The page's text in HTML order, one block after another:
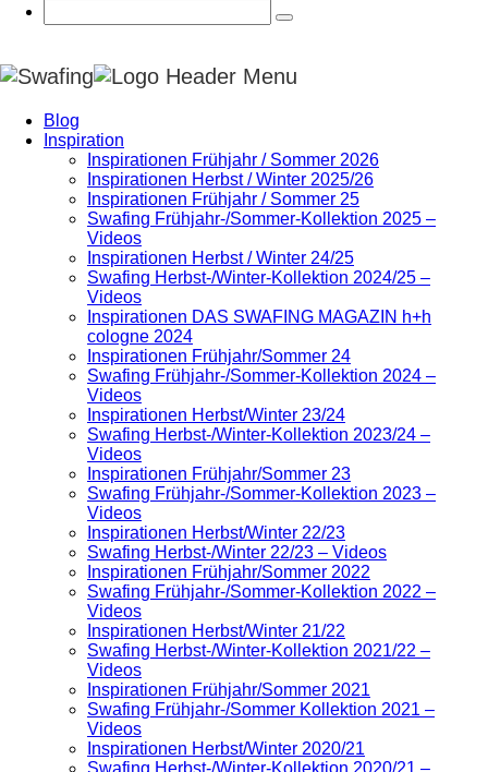
Blog
Inspiration
Inspirationen Frühjahr / Sommer 2026
Inspirationen Herbst / Winter 2025/26
Inspirationen Frühjahr / Sommer 25
Swafing Frühjahr-/Sommer-Kollektion 2025 –
Videos
Inspirationen Herbst / Winter 24/25
Swafing Herbst-/Winter-Kollektion 2024/25 –
Videos
Inspirationen DAS SWAFING MAGAZIN h+h
cologne 2024
Inspirationen Frühjahr/Sommer 24
Swafing Frühjahr-/Sommer-Kollektion 2024 –
Videos
Inspirationen Herbst/Winter 23/24
Swafing Herbst-/Winter-Kollektion 2023/24 –
Videos
Inspirationen Frühjahr/Sommer 23
Swafing Frühjahr-/Sommer-Kollektion 2023 –
Videos
Inspirationen Herbst/Winter 22/23
Swafing Herbst-/Winter 22/23 – Videos
Inspirationen Frühjahr/Sommer 2022
Swafing Frühjahr-/Sommer-Kollektion 2022 –
Videos
Inspirationen Herbst/Winter 21/22
Swafing Herbst-/Winter-Kollektion 2021/22 –
Videos
Inspirationen Frühjahr/Sommer 2021
Swafing Frühjahr-/Sommer Kollektion 2021 –
Videos
Inspirationen Herbst/Winter 2020/21
Swafing Herbst-/Winter-Kollektion 2020/21 –